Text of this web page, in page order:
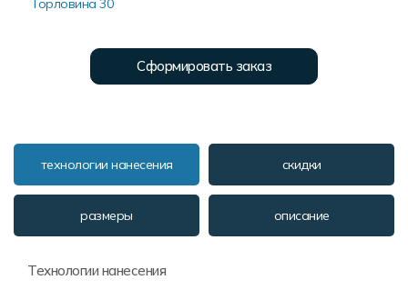
Горловина 30
Сформировать заказ
технологии нанесения скидки
размеры описание
Технологии нанесения